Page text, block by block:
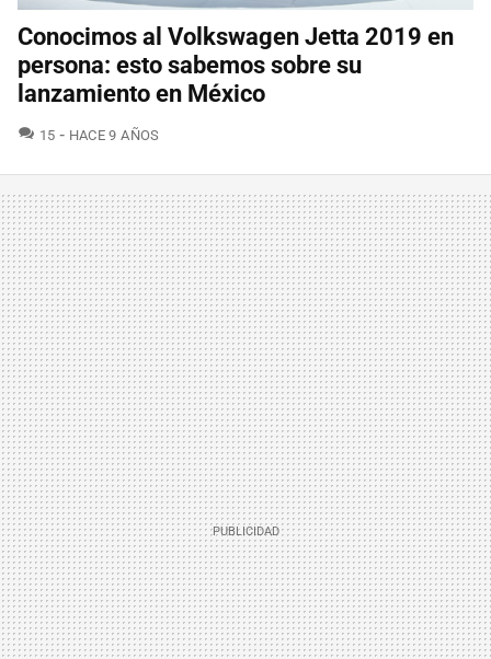
Conocimos al Volkswagen Jetta 2019 en
persona: esto sabemos sobre su
lanzamiento en México
15 COMENTARIOS
HACE 9 AÑOS